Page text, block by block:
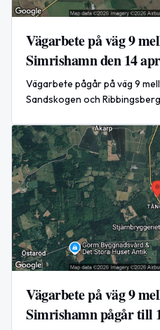
Vägarbete på väg 9
Simrishamn den 14
Vägarbete pågår på väg 9
Sandskogen och
Vägarbete på väg 9
Simrishamn pågår till